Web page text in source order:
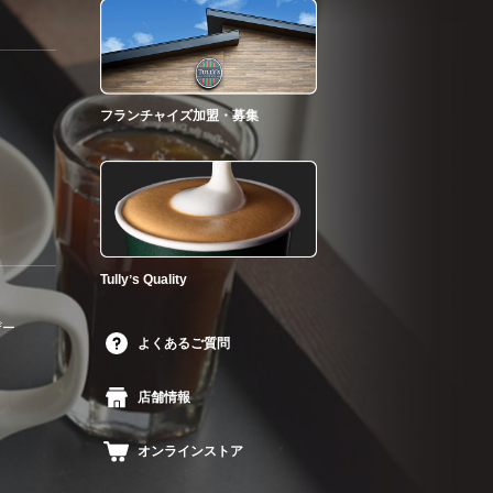
ー
フランチャイズ加盟・募集
Tullyʼs Quality
よくあるご質問
店舗情報
オンラインストア